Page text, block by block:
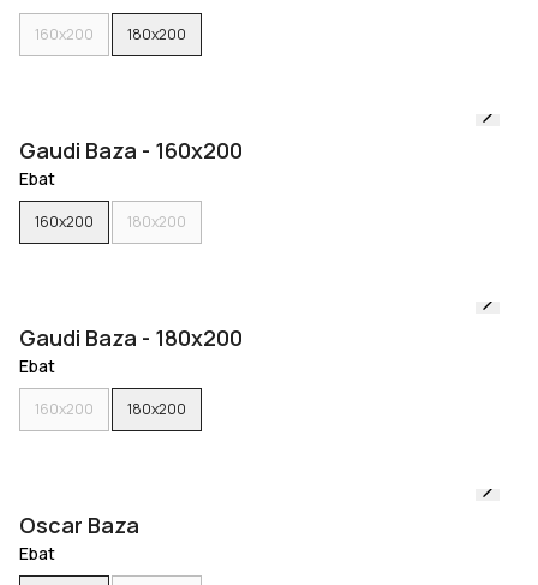
160x200 180x200
Gaudi Baza - 160x200
Ebat
160x200 180x200
Gaudi Baza - 180x200
Ebat
160x200 180x200
Oscar Baza
Ebat